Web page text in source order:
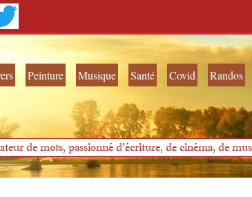
Peinture Musique Santé Covid Randos
de mots, passionné d'écriture, de cinéma, de